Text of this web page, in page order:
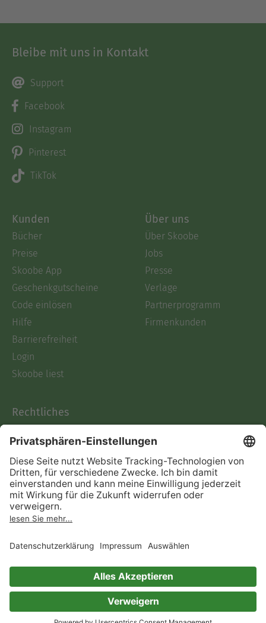
Bleibe mit uns in Kontakt
Support
Facebook
Instagram
Pinterest
TikTok
Kunden
Bücher
Preise
Skoobe App
Geschenkgutscheine
Code einlösen
Hilfe
Barrierefreiheit
Login
Skoobe liest
Über uns
Über Skoobe
Jobs
Presse
Verlage
Partnerprogramm
Firmenkunden
Rechtliches
AGB
Informationen nach Data
Act
Verträge hier kündigen
Impressum
Immer ein gutes Buch